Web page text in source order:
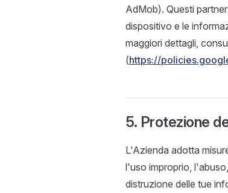
AdMob). Questi
dispositivo e le
maggiori dettagli,
(https://
5. Protezione
L'Azienda adotta
l'uso improprio,
distruzione delle tue